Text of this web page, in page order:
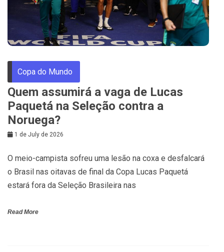
Copa do Mundo
Quem assumirá a vaga de Lucas
Paquetá na Seleção contra a
Noruega?
1 de July de 2026
O meio-campista sofreu uma lesão na coxa e desfalcará
o Brasil nas oitavas de final da Copa Lucas Paquetá
estará fora da Seleção Brasileira nas
Read More